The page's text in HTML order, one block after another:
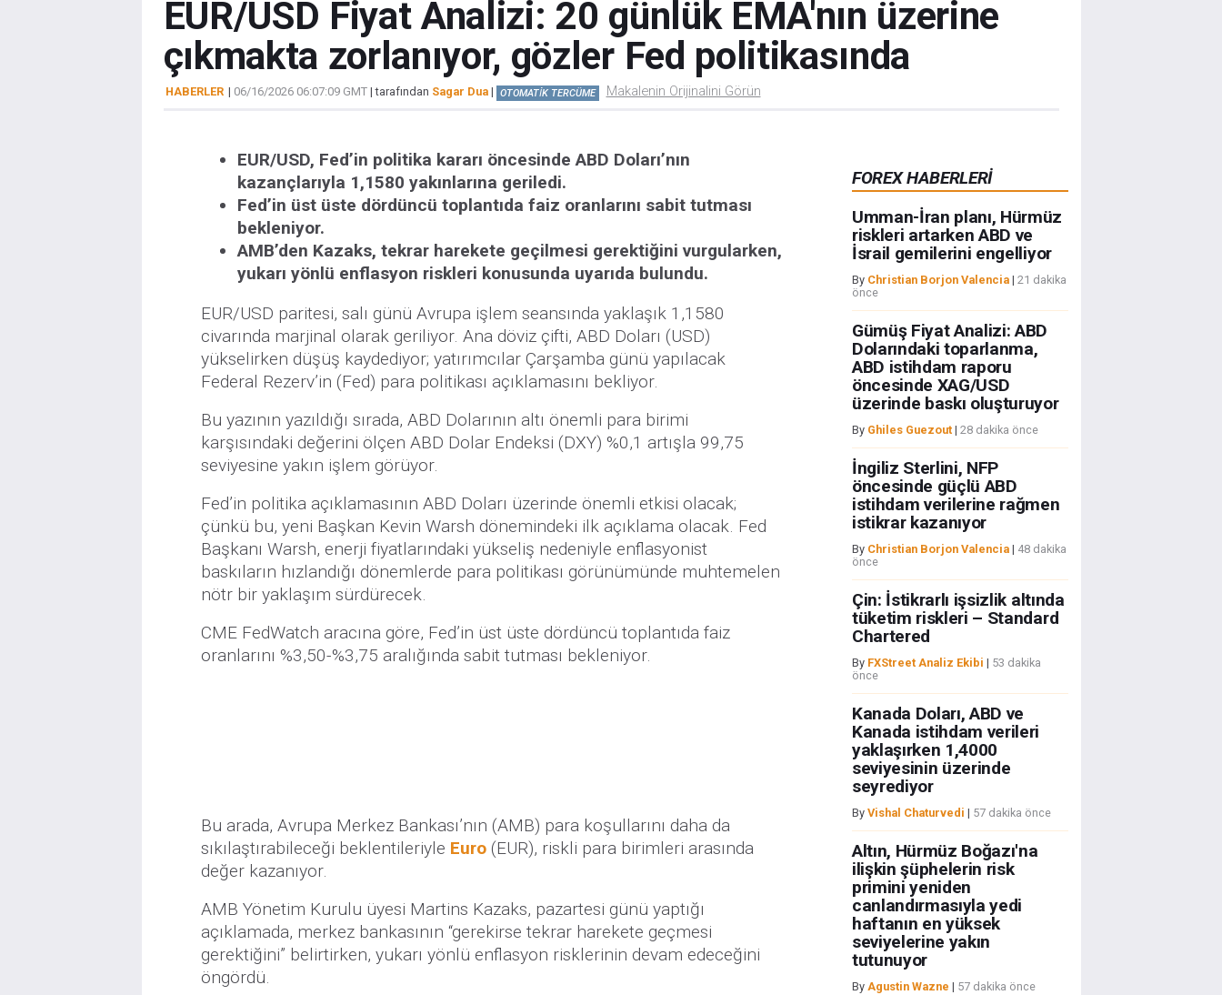
EUR/USD Fiyat Analizi: 20 günlük EMA'nın üzerine
çıkmakta zorlanıyor, gözler Fed politikasında
HABERLER | 06/16/2026 06:07:09 GMT| tarafından Sagar Dua| OTOMATİK TERCÜME Makalenin Orijinalini Görün
EUR/USD, Fed’in politika kararı öncesinde ABD Doları’nın
kazançlarıyla 1,1580 yakınlarına geriledi.
Fed’in üst üste dördüncü toplantıda faiz oranlarını sabit tutması
bekleniyor.
AMB’den Kazaks, tekrar harekete geçilmesi gerektiğini vurgularken,
yukarı yönlü enflasyon riskleri konusunda uyarıda bulundu.
EUR/USD paritesi, salı günü Avrupa işlem seansında yaklaşık 1,1580
civarında marjinal olarak geriliyor. Ana döviz çifti, ABD Doları (USD)
yükselirken düşüş kaydediyor; yatırımcılar Çarşamba günü yapılacak
Federal Rezerv’in (Fed) para politikası açıklamasını bekliyor.
Bu yazının yazıldığı sırada, ABD Dolarının altı önemli para birimi
karşısındaki değerini ölçen ABD Dolar Endeksi (DXY) %0,1 artışla 99,75
seviyesine yakın işlem görüyor.
Fed’in politika açıklamasının ABD Doları üzerinde önemli etkisi olacak;
çünkü bu, yeni Başkan Kevin Warsh dönemindeki ilk açıklama olacak. Fed
Başkanı Warsh, enerji fiyatlarındaki yükseliş nedeniyle enflasyonist
baskıların hızlandığı dönemlerde para politikası görünümünde muhtemelen
nötr bir yaklaşım sürdürecek.
CME FedWatch aracına göre, Fed’in üst üste dördüncü toplantıda faiz
oranlarını %3,50-%3,75 aralığında sabit tutması bekleniyor.
Bu arada, Avrupa Merkez Bankası’nın (AMB) para koşullarını daha da
sıkılaştırabileceği beklentileriyle Euro(EUR), riskli para birimleri arasında
değer kazanıyor.
AMB Yönetim Kurulu üyesi Martins Kazaks, pazartesi günü yaptığı
açıklamada, merkez bankasının “gerekirse tekrar harekete geçmesi
gerektiğini” belirtirken, yukarı yönlü enflasyon risklerinin devam edeceğini
öngördü.
FOREX HABERLERİ
Umman-İran planı, Hürmüz
riskleri artarken ABD ve
İsrail gemilerini engelliyor
By Christian Borjon Valencia| 21 dakika
önce
Gümüş Fiyat Analizi: ABD
Dolarındaki toparlanma,
ABD istihdam raporu
öncesinde XAG/USD
üzerinde baskı oluşturuyor
By Ghiles Guezout| 28 dakika önce
İngiliz Sterlini, NFP
öncesinde güçlü ABD
istihdam verilerine rağmen
istikrar kazanıyor
By Christian Borjon Valencia| 48 dakika
önce
Çin: İstikrarlı işsizlik altında
tüketim riskleri – Standard
Chartered
By FXStreet Analiz Ekibi | 53 dakika
önce
Kanada Doları, ABD ve
Kanada istihdam verileri
yaklaşırken 1,4000
seviyesinin üzerinde
seyrediyor
By Vishal Chaturvedi | 57 dakika önce
Altın, Hürmüz Boğazı'na
ilişkin şüphelerin risk
primini yeniden
canlandırmasıyla yedi
haftanın en yüksek
seviyelerine yakın
tutunuyor
By Agustin Wazne | 57 dakika önce